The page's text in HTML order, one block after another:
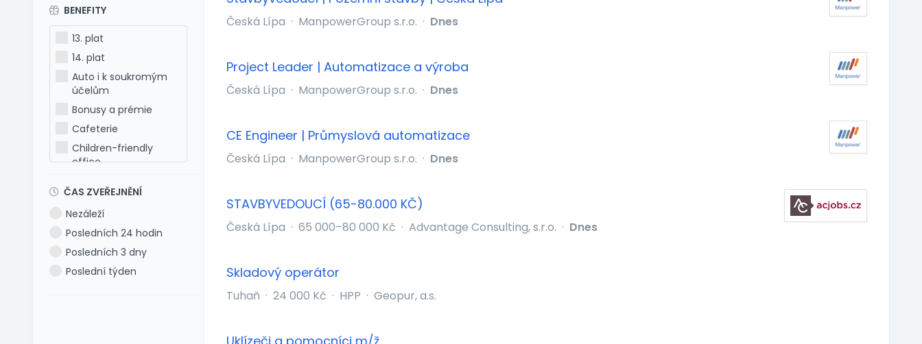
Francouzština
Hebrejština
Holandština
Italština
Japonština
Latina
Litevština
Lotyšština
Maďarština
Makedonština
Polština
Portugalština
Rumunština
Ruština
BENEFITY
13. plat
14. plat
Auto i k soukromým
účelům
Bonusy a prémie
Cafeterie
Children-friendly
office
Dovolená 6 týdnů
Dovolená navíc
Firemní akce
Firemní fitness
ČAS ZVEŘEJNĚNÍ
Nezáleží
Posledních 24 hodin
Posledních 3 dny
Poslední týden
Česká Lípa · ManpowerGroup s.r.o. · Dnes
Project Leader | Automatizace a výroba
Česká Lípa · ManpowerGroup s.r.o. · Dnes
CE Engineer | Průmyslová automatizace
Česká Lípa · ManpowerGroup s.r.o. · Dnes
STAVBYVEDOUCÍ (65-80.000 KČ)
Česká Lípa · 65 000–80 000 Kč · Advantage Consulting, s.r.o. · Dnes
Skladový operátor
Tuhaň · 24 000 Kč · HPP · Geopur, a.s.